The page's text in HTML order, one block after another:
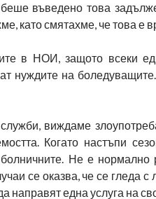
въведено това
като смятахме, че това е
в НОИ, защото всеки
нуждите на
виждаме
Когато настъпи
Не е нормално
се оказва, че се гледа с
направят една услуга на